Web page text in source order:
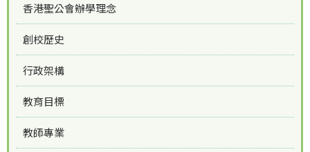
香港聖公會辦學理念
創校歷史
行政架構
教育目標
教師專業